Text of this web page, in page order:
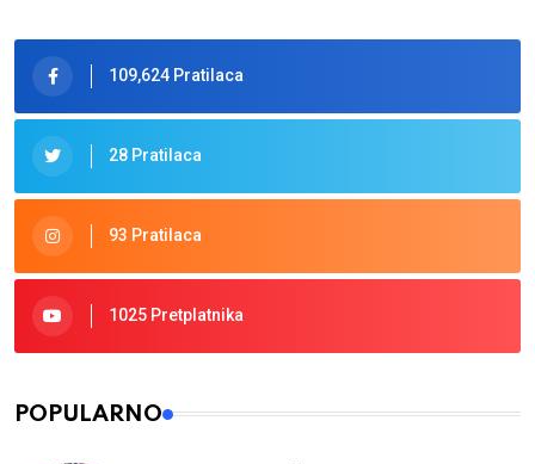
109,624 Pratilaca
28 Pratilaca
93 Pratilaca
1025 Pretplatnika
POPULARNO